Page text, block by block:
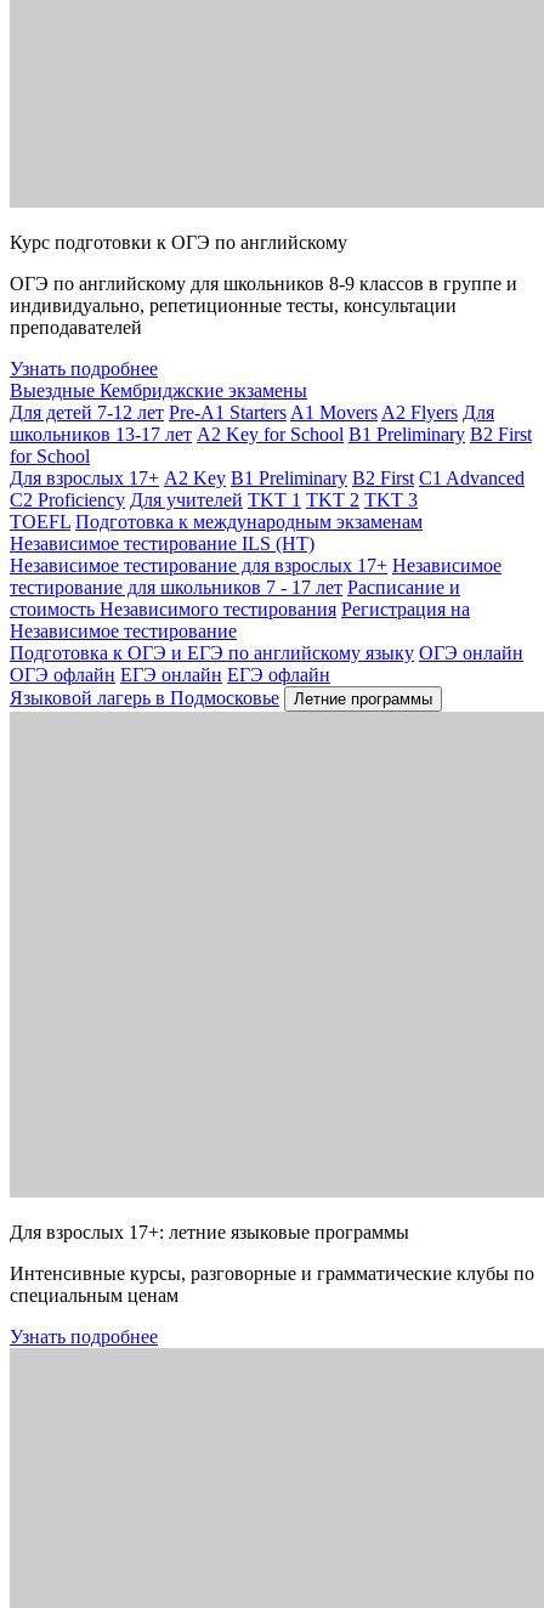
Курс подготовки к ОГЭ по английскому
ОГЭ по английскому для школьников 8-9 классов в группе и
индивидуально, репетиционные тесты, консультации
преподавателей
Узнать подробнее
Выездные Кембриджские экзамены
Для детей 7-12 лет Pre-A1 Starters A1 Movers A2 Flyers Для
школьников 13-17 лет A2 Key for School B1 Preliminary B2 First
for School
Для взрослых 17+ A2 Key B1 Preliminary B2 First C1 Advanced
C2 Proficiency Для учителей TKT 1 TKT 2 TKT 3
TOEFL Подготовка к международным экзаменам
Независимое тестирование ILS (НТ)
Независимое тестирование для взрослых 17+ Независимое
тестирование для школьников 7 - 17 лет Расписание и
стоимость Независимого тестирования Регистрация на
Независимое тестирование
Подготовка к ОГЭ и ЕГЭ по английскому языку ОГЭ онлайн
ОГЭ офлайн ЕГЭ онлайн ЕГЭ офлайн
Языковой лагерь в Подмосковье
Летние программы
Для взрослых 17+: летние языковые программы
Интенсивные курсы, разговорные и грамматические клубы по
специальным ценам
Узнать подробнее